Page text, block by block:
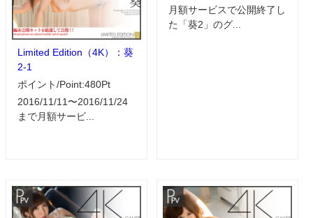
Limited Edition（4K）：葵
2-1
ポイント/Point:480Pt
2016/11/11〜2016/11/24
まで月額サービ...
月額サービスで公開終了し
た「葵2」のグ...